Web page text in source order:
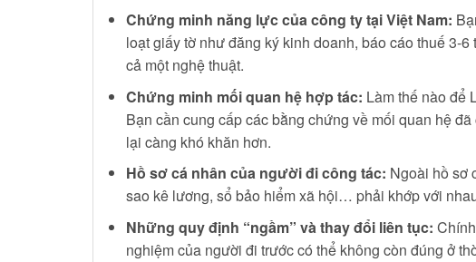
Chứng minh năng lực của công ty tại Việt Nam:
loạt giấy tờ như đăng ký kinh doanh, báo cáo thuế 3-
cả một nghệ thuật.
Chứng minh mối quan hệ hợp tác: Làm thế nào để
Bạn cần cung cấp các bằng chứng về mối quan hệ
lại càng khó khăn hơn.
Hồ sơ cá nhân của người đi công tác: Ngoài hồ sơ
sao kê lương, sổ bảo hiểm xã hội… phải khớp với
Những quy định “ngầm” và thay đổi liên tục:
nghiệm của người đi trước có thể không còn đúng ở